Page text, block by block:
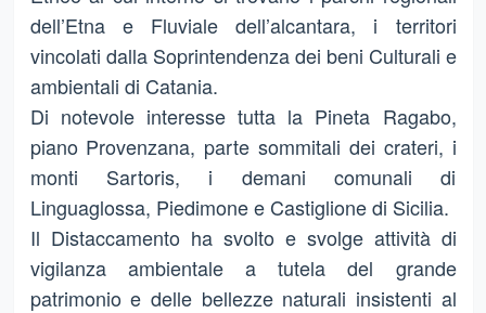
dell’Etna e Fluviale dell’alcantara, i territori
vincolati dalla Soprintendenza dei beni Culturali e
ambientali di Catania.
Di notevole interesse tutta la Pineta Ragabo,
piano Provenzana, parte sommitali dei crateri, i
monti Sartoris, i demani comunali di
Linguaglossa, Piedimone e Castiglione di Sicilia.
Il Distaccamento ha svolto e svolge attività di
vigilanza ambientale a tutela del grande
patrimonio e delle bellezze naturali insistenti al